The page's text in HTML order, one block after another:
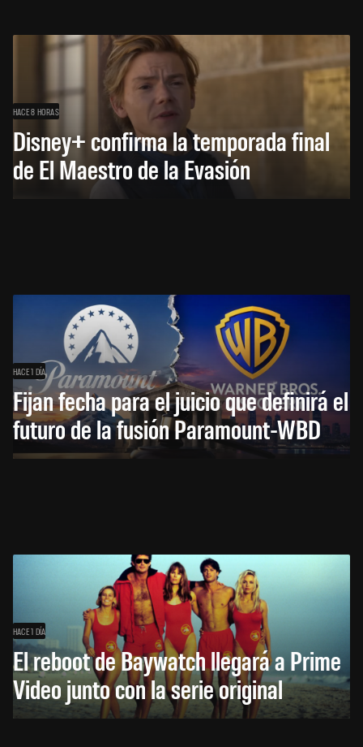
HACE 8 HORAS
Disney+ confirma la temporada final
de El Maestro de la Evasión
HACE 1 DÍA
Fijan fecha para el juicio que definirá el
futuro de la fusión Paramount-WBD
HACE 1 DÍA
El reboot de Baywatch llegará a Prime
Video junto con la serie original